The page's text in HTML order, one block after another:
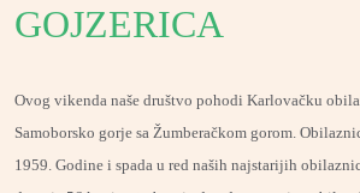
GOJZERICA
Ovog vikenda naše društvo pohodi Karlovačku
Samoborsko gorje sa Žumberačkom gorom.
1959. Godine i spada u red naših najstarijih